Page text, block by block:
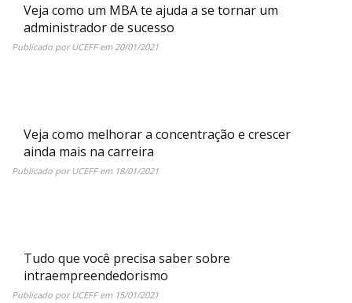
Veja como um MBA te ajuda a se tornar um
administrador de sucesso
Publicado porUCEFFem 20/01/2021
Veja como melhorar a concentração e crescer
ainda mais na carreira
Publicado porUCEFFem 18/01/2021
Tudo que você precisa saber sobre
intraempreendedorismo
Publicado porUCEFFem 15/01/2021